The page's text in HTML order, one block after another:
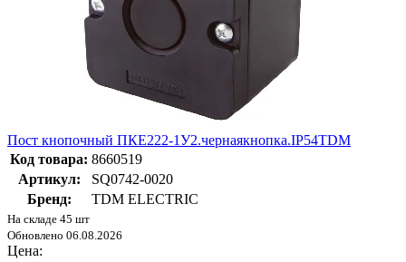
Пост кнопочный ПКЕ222-1У2.чернаякнопка.IP54TDM
Код товара: 8660519
Артикул:
SQ0742-0020
Бренд:
TDM ELECTRIC
На складе 45 шт
Обновлено 06.08.2026
Цена: